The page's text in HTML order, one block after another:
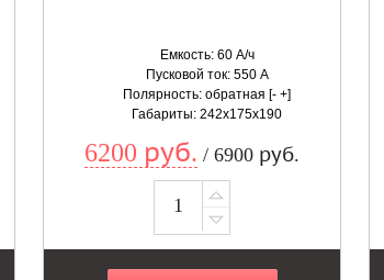
Емкость: 60 А/ч
Пусковой ток: 550 А
Полярность: обратная [- +]
Габариты: 242x175x190
6200 руб. / 6900 руб.